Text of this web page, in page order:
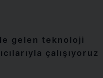
gelen teknoloji
çalışıyoruz